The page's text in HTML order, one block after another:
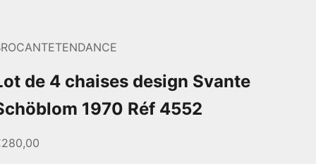
de 4 chaises design Svante
1970 Réf 4552
de vente